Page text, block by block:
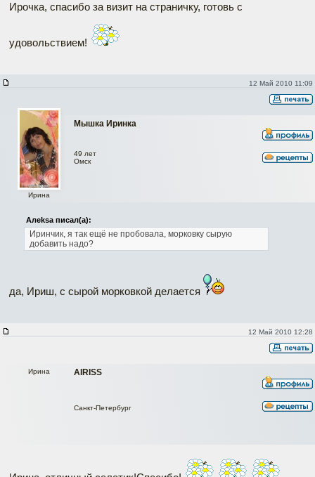
Ирочка, спасибо за визит на страничку, готовь с
удовольствием!
12 Май 2010 11:09
Мышка Иринка
Ирина
49 лет
Омск
Алеksa писал(а):
Иринчик, я так ещё не пробовала, морковку сырую
добавить надо?
да, Ириш, с сырой морковкой делается
12 Май 2010 12:28
AIRISS
Ирина
Санкт-Петербург